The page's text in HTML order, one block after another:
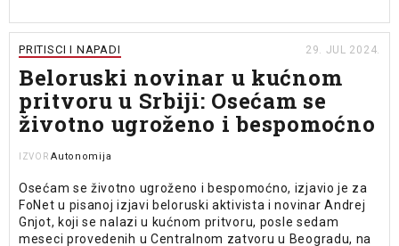
PRITISCI I NAPADI 29. JUL 2024.
Beloruski novinar u kućnom
pritvoru u Srbiji: Osećam se
životno ugroženo i bespomoćno
IZVOR Autonomija
Osećam se životno ugroženo i bespomoćno, izjavio je za
FoNet u pisanoj izjavi beloruski aktivista i novinar Andrej
Gnjot, koji se nalazi u kućnom pritvoru, posle sedam
meseci provedenih u Centralnom zatvoru u Beogradu, na